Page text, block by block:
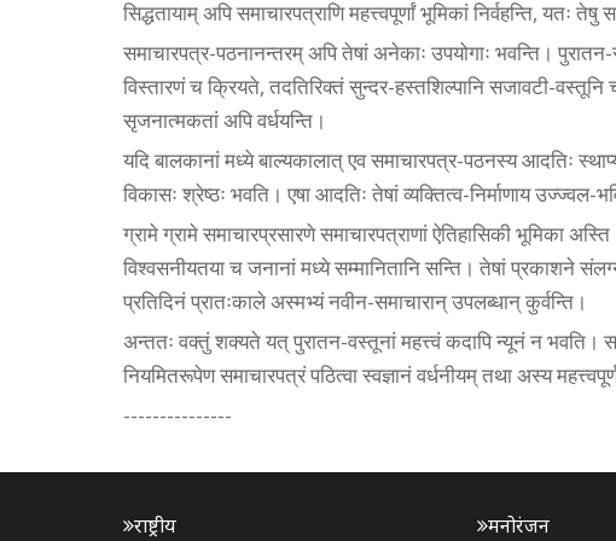
सिद्धतायाम् अपि समाचारपत्राणि महत्त्वपूर्णां भूमिकां निर्वहन्ति, यतः
समाचारपत्र-पठनानन्तरम् अपि तेषां अनेकाः उपयोगाः भवन्ति।
विस्तारणं च क्रियते, तदतिरिक्तं सुन्दर-हस्तशिल्पानि सजावटी-वस्तूनि
सृजनात्मकतां अपि वर्धयन्ति।
यदि बालकानां मध्ये बाल्यकालात् एव समाचारपत्र-पठनस्य आदतिः
विकासः श्रेष्ठः भवति। एषा आदतिः तेषां व्यक्तित्व-निर्माणाय उज्ज्वल-
ग्रामे ग्रामे समाचारप्रसारणे समाचारपत्राणां ऐतिहासिकी भूमिका
विश्वसनीयतया च जनानां मध्ये सम्मानितानि सन्ति। तेषां प्रकाशने
प्रतिदिनं प्रातःकाले अस्मभ्यं नवीन-समाचारान् उपलब्धान् कुर्वन्ति।
अन्ततः वक्तुं शक्यते यत् पुरातन-वस्तूनां महत्त्वं कदापि न्यूनं न भवति।
नियमितरूपेण समाचारपत्रं पठित्वा स्वज्ञानं वर्धनीयम् तथा अस्य
---------------
राष्ट्रीय मनोरंजन